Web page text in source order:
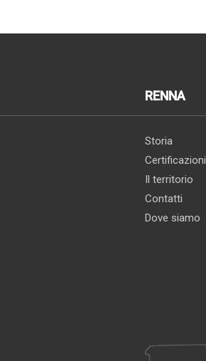
RENNA
Storia
Certificazioni
Il territorio
Contatti
Dove siamo